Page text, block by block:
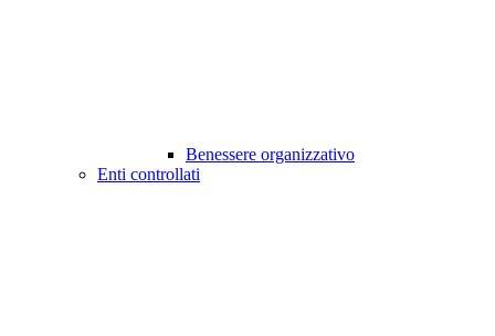
Benessere organizzativo
Enti controllati